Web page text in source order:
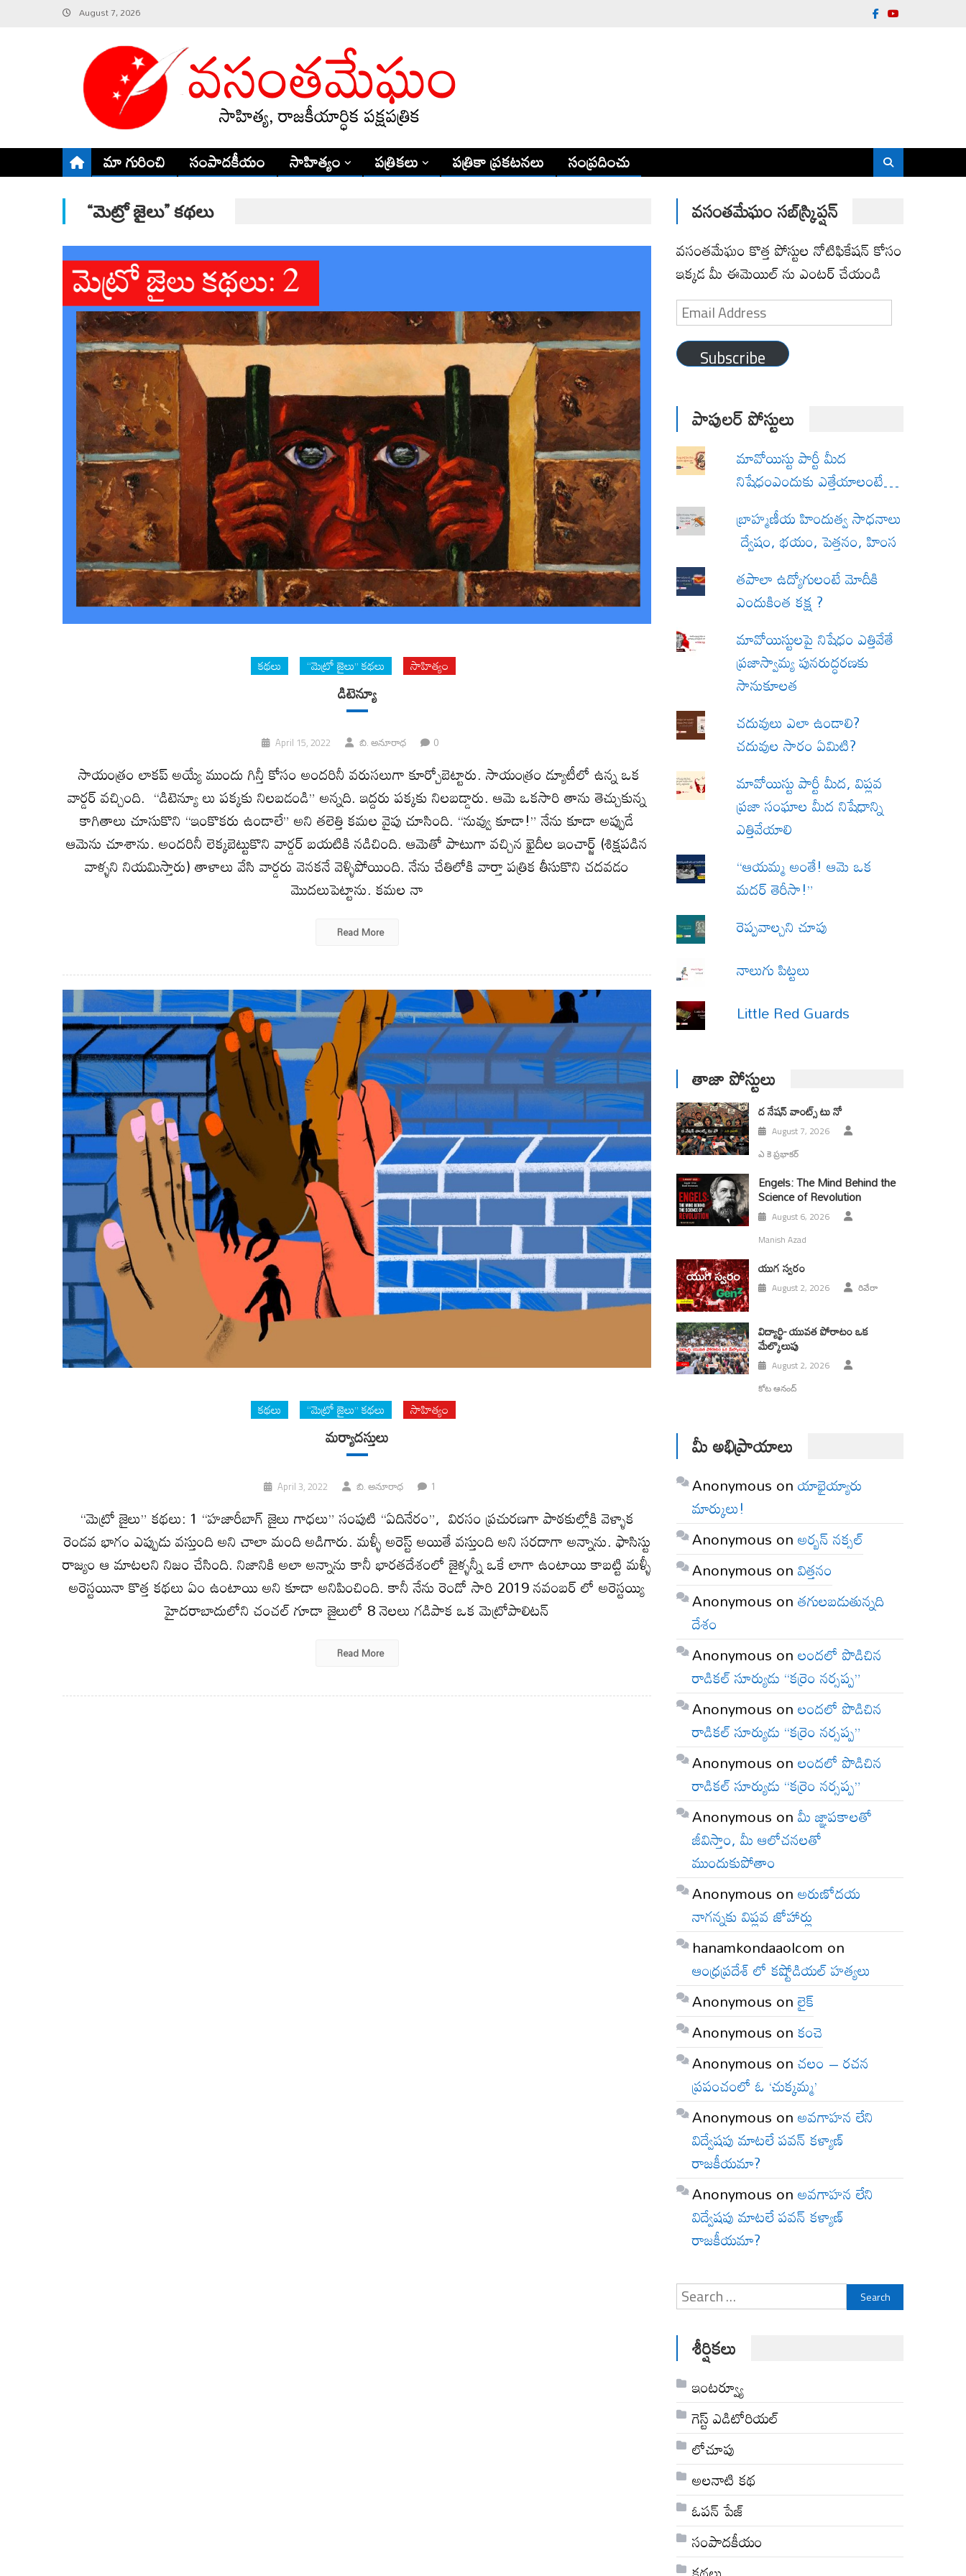
August 7, 2026
మా గురించి సంపాదకీయం సాహిత్యం పత్రికలు పత్రికా ప్రకటనలు సంప్రదించు
“మెట్రో జైలు” కథలు
కథలు “మెట్రో జైలు” కథలు సాహిత్యం
డిటెన్యూ
April 15, 2022 బి. అనూరాధ 0
సాయంత్రం లాకప్ అయ్యే ముందు గిన్తీ కోసం అందరినీ వరుసలుగా కూర్చోబెట్టారు. సాయంత్రం డ్యూటీలో ఉన్న ఒక
వార్డర్ వచ్చింది. “డిటెన్యూ లు పక్కకు నిలబడండి” అన్నది. ఇద్దరు పక్కకు నిలబడ్డారు. ఆమె ఒకసారి తాను తెచ్చుకున్న
కాగితాలు చూసుకొని “ఇంకొకరు ఉండాలే” అని తలెత్తి కమల వైపు చూసింది. “నువ్వు కూడా!” నేను కూడా అప్పుడే
ఆమెను చూశాను. అందరినీ లెక్కబెట్టుకొని వార్డర్ బయటికి నడిచింది. ఆమెతో పాటుగా వచ్చిన ఖైదీల ఇంచార్జ్ (శిక్షపడిన
వాళ్ళని నియమిస్తారు) తాళాలు వేసి వార్డరు వెనకనే వెళ్ళిపోయింది. నేను చేతిలోకి వార్తా పత్రిక తీసుకొని చదవడం
మొదలుపెట్టాను. కమల నా
Read More
కథలు “మెట్రో జైలు” కథలు సాహిత్యం
మర్యాదస్తులు
April 3, 2022 బి. అనూరాధ 1
“మెట్రో జైలు” కథలు: 1 “హజారీబాగ్ జైలు గాధలు” సంపుటి “ఏదినేరం”, విరసం ప్రచురణగా పాఠకుల్లోకి వెళ్ళాక
రెండవ భాగం ఎప్పుడు వస్తుంది అని చాలా మంది అడిగారు. మళ్ళీ అరెస్ట్ అయితే వస్తుంది అని సరదాగా అన్నాను. ఫాసిస్టు
రాజ్యం ఆ మాటలని నిజం చేసింది. నిజానికి అలా అన్నాను కానీ భారతదేశంలో జైళ్ళన్నీ ఒకే లాగా ఉంటాయి కాబట్టి మళ్ళీ
అరెస్టయినా కొత్త కథలు ఏం ఉంటాయి అని కూడా అనిపించింది. కానీ నేను రెండో సారి 2019 నవంబర్ లో అరెస్టయ్యి
హైదరాబాదులోని చంచల్ గూడా జైలులో 8 నెలలు గడిపాక ఒక మెట్రోపాలిటన్
Read More
వసంతమేఘం సబ్‌స్క్రిప్షన్
వసంతమేఘం కొత్త పోస్టుల నోటిఫికేషన్ కోసం
ఇక్కడ మీ ఈమెయిల్ ను ఎంటర్ చేయండి
Email
Address
Subscribe
పాపులర్ పోస్టులు
మావోయిస్టు పార్టీ మీద
నిషేధంఎందుకు ఎత్తేయాలంటే…
బ్రాహ్మణీయ హిందుత్వ సాధనాలు
ద్వేషం, భయం, పెత్తనం, హింస
త‌పాలా ఉద్యోగులంటే మోదీకి
ఎందుకింత కక్ష ?
మావోయిస్టులపై నిషేధం ఎత్తివేతే
ప్రజాస్వామ్య పునరుద్ధరణకు
సానుకూలత
చదువులు ఎలా ఉండాలి?
చదువుల సారం ఏమిటి?
మావోయిస్టు పార్టీ మీద, విప్లవ
ప్రజా సంఘాల మీద నిషేధాన్ని
ఎత్తివేయాలి
“ఆయమ్మ అంతే! ఆమె ఒక
మదర్ తెరీసా!”
రెప్పవాల్చని చూపు
నాలుగు పిట్టలు
Little Red Guards
తాజా పోస్టులు
ద నేషన్ వాంట్స్ టు నో
August 7, 2026
ఎ కె ప్రభాకర్
Engels: The Mind Behind the
Science of Revolution
August 6, 2026
Manish Azad
యుగ స్వ‌రం
August 2, 2026 రివేరా
విద్యార్థి- యువత పోరాటం ఒక
మేల్కొలుపు
August 2, 2026
కోట ఆనంద్
మీ అభిప్రాయాలు
Anonymous onయాభైయ్యారు
మార్కులు!
Anonymous onఅర్బన్ నక్సల్
Anonymous onవిత్తనం
Anonymous onతగులబడుతున్నది
దేశం
Anonymous onలందలో పొడిచిన
రాడికల్ సూర్యుడు “కర్రెం నర్సప్ప”
Anonymous onలందలో పొడిచిన
రాడికల్ సూర్యుడు “కర్రెం నర్సప్ప”
Anonymous onలందలో పొడిచిన
రాడికల్ సూర్యుడు “కర్రెం నర్సప్ప”
Anonymous onమీ జ్ఞాపకాలతో
జీవిస్తాం, మీ ఆలోచనలతో
ముందుకుపోతాం
Anonymous onఅరుణోదయ
నాగన్నకు విప్లవ జోహార్లు
hanamkondaaolcom on
ఆంధ్రప్రదేశ్ లో కష్టోడియల్ హత్యలు
Anonymous onలైక్
Anonymous onకంచె
Anonymous onచలం – రచన
ప్రపంచంలో ఓ ‘చుక్కమ్మ’
Anonymous onఅవగాహన లేని
విద్వేషపు మాటలే పవన్ కళ్యాణ్
రాజకీయమా?
Anonymous onఅవగాహన లేని
విద్వేషపు మాటలే పవన్ కళ్యాణ్
రాజకీయమా?
Search
for:
శీర్షికలు
ఇంటర్వ్యూ
గెస్ట్ ఎడిటోరియల్
లోచూపు
అల‌నాటి క‌థ‌
ఓపన్ పేజ్
సంపాదకీయం